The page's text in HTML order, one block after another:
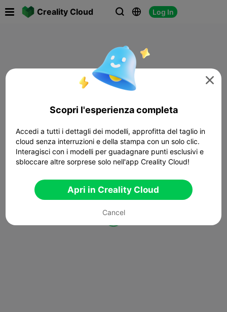
Creality Cloud   Log In

Scopri l'esperienza completa
Accedi a tutti i dettagli dei modelli, approfitta del taglio in
cloud senza interruzioni e della stampa con un solo clic.
Interagisci con i modelli per guadagnare punti esclusivi e
sbloccare altre sorprese solo nell'app Creality Cloud!
Apri in Creality Cloud
Cancel